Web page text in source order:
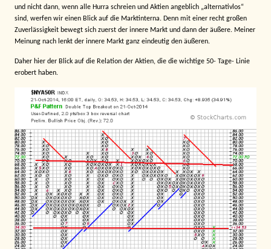
und nicht dann, wenn alle Hurra schreien und Aktien angeblich „alternativlos“
sind, werfen wir einen Blick auf die Marktinterna. Denn mit einer recht großen
Zuverlässigkeit bewegt sich zuerst der innere Markt und dann der äußere. Meiner
Meinung nach lenkt der innere Markt ganz eindeutig den äußeren.
Daher hier der Blick auf die Relation der Aktien, die die wichtige 50- Tage- Linie
erobert haben.